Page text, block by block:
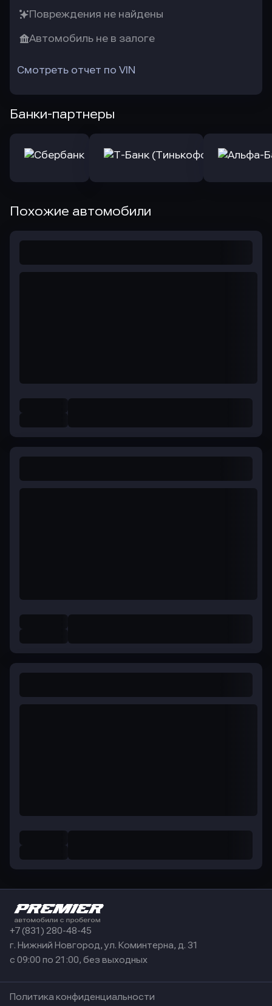
Повреждения не найдены
Автомобиль не в залоге
Смотреть отчет по VIN
Банки-партнеры
Похожие автомобили
+7 (831) 280-48-45
г. Нижний Новгород, ул. Коминтерна, д. 31
с 09:00 по 21:00, без выходных
Политика конфиденциальности